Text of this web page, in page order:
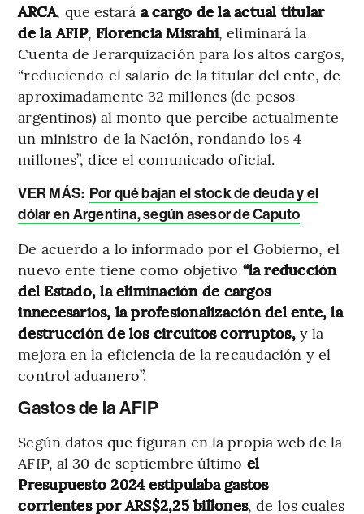
ARCA, que estará a cargo de la actual titular
de la AFIP, Florencia Misrahi, eliminará la
Cuenta de Jerarquización para los altos cargos,
“reduciendo el salario de la titular del ente, de
aproximadamente 32 millones (de pesos
argentinos) al monto que percibe actualmente
un ministro de la Nación, rondando los 4
millones”, dice el comunicado oficial.
VER MÁS: Por qué bajan el stock de deuda y el
dólar en Argentina, según asesor de Caputo
De acuerdo a lo informado por el Gobierno, el
nuevo ente tiene como objetivo “la reducción
del Estado, la eliminación de cargos
innecesarios, la profesionalización del ente, la
destrucción de los circuitos corruptos, y la
mejora en la eficiencia de la recaudación y el
control aduanero”.
Gastos de la AFIP
Según datos que figuran en la propia web de la
AFIP, al 30 de septiembre último el
Presupuesto 2024 estipulaba gastos
corrientes por ARS$2,25 billones, de los cuales